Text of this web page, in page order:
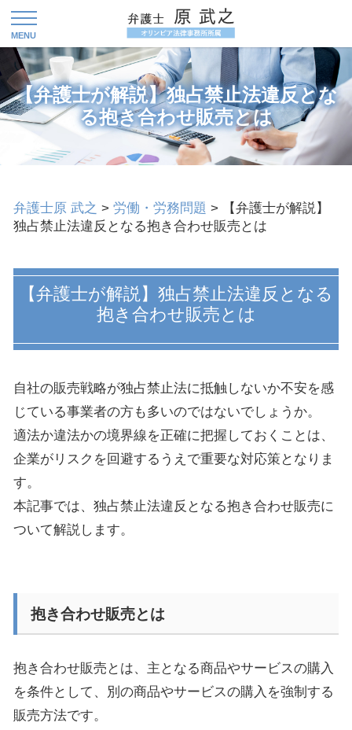
【弁護士が解説】独占禁止法違反とな
る抱き合わせ販売とは
弁護士原 武之 > 労働・労務問題 >
【弁護士が解説】
独占禁止法違反となる抱き合わせ販売とは
【弁護士が解説】独占禁止法違反となる
抱き合わせ販売とは
自社の販売戦略が独占禁止法に抵触しないか不安を感
じている事業者の方も多いのではないでしょうか。
適法か違法かの境界線を正確に把握しておくことは、
企業がリスクを回避するうえで重要な対応策となりま
す。
本記事では、独占禁止法違反となる抱き合わせ販売に
ついて解説します。
抱き合わせ販売とは
抱き合わせ販売とは、主となる商品やサービスの購入
を条件として、別の商品やサービスの購入を強制する
販売方法です。